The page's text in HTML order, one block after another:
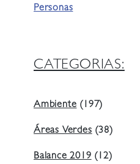
Personas
CATEGORIAS:
Ambiente (197)
Áreas Verdes (38)
Balance 2019 (12)